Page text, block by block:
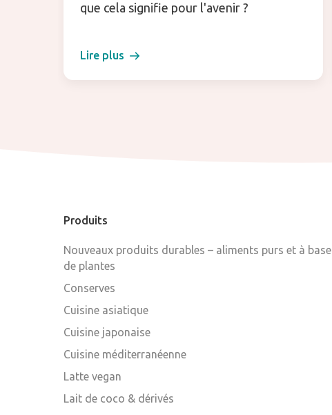
que cela signifie pour l'avenir ?
Lire plus
Produits
Nouveaux produits durables – aliments purs et à base
de plantes
Conserves
Cuisine asiatique
Cuisine japonaise
Cuisine méditerranéenne
Latte vegan
Lait de coco & dérivés